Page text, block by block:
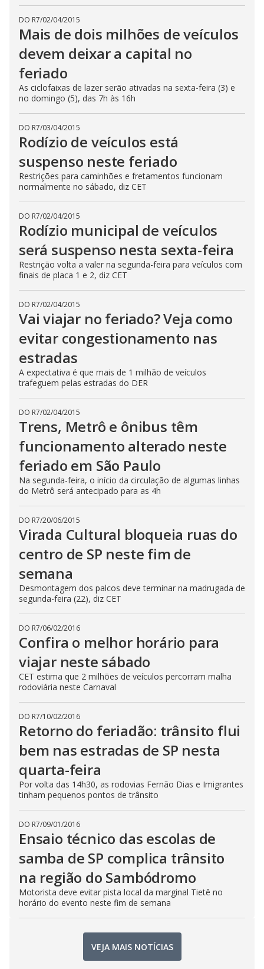
DO R7/02/04/2015
Mais de dois milhões de veículos
devem deixar a capital no
feriado
As ciclofaixas de lazer serão ativadas na sexta-feira (3) e
no domingo (5), das 7h às 16h
DO R7/03/04/2015
Rodízio de veículos está
suspenso neste feriado
Restrições para caminhões e fretamentos funcionam
normalmente no sábado, diz CET
DO R7/02/04/2015
Rodízio municipal de veículos
será suspenso nesta sexta-feira
Restrição volta a valer na segunda-feira para veículos com
finais de placa 1 e 2, diz CET
DO R7/02/04/2015
Vai viajar no feriado? Veja como
evitar congestionamento nas
estradas
A expectativa é que mais de 1 milhão de veículos
trafeguem pelas estradas do DER
DO R7/02/04/2015
Trens, Metrô e ônibus têm
funcionamento alterado neste
feriado em São Paulo
Na segunda-feira, o início da circulação de algumas linhas
do Metrô será antecipado para as 4h
DO R7/20/06/2015
Virada Cultural bloqueia ruas do
centro de SP neste fim de
semana
Desmontagem dos palcos deve terminar na madrugada de
segunda-feira (22), diz CET
DO R7/06/02/2016
Confira o melhor horário para
viajar neste sábado
CET estima que 2 milhões de veículos percorram malha
rodoviária neste Carnaval
DO R7/10/02/2016
Retorno do feriadão: trânsito flui
bem nas estradas de SP nesta
quarta-feira
Por volta das 14h30, as rodovias Fernão Dias e Imigrantes
tinham pequenos pontos de trânsito
DO R7/09/01/2016
Ensaio técnico das escolas de
samba de SP complica trânsito
na região do Sambódromo
Motorista deve evitar pista local da marginal Tietê no
horário do evento neste fim de semana
VEJA MAIS NOTÍCIAS